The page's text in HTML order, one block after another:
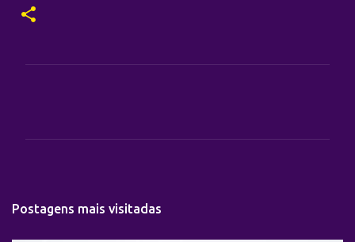
Postagens mais visitadas